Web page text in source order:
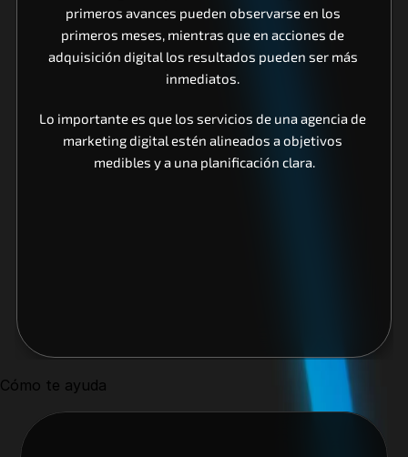
primeros avances pueden observarse en los
primeros meses, mientras que en acciones de
adquisición digital los resultados pueden ser más
inmediatos.
Lo importante es que los servicios de una agencia de
marketing digital estén alineados a objetivos
medibles y a una planificación clara.
Cómo te ayuda